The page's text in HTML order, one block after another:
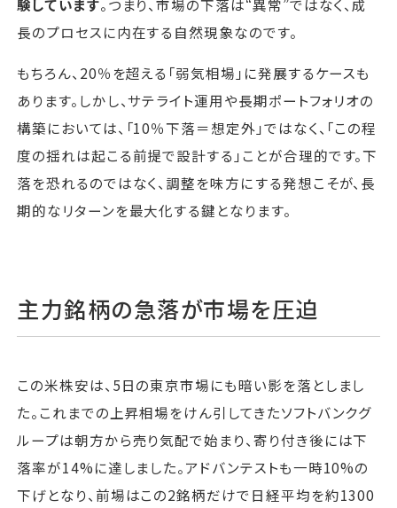
験しています。つまり、市場の下落は“異常”ではなく、成
長のプロセスに内在する自然現象なのです。
もちろん、20％を超える「弱気相場」に発展するケースも
あります。しかし、サテライト運用や長期ポートフォリオの
構築においては、「10％下落＝想定外」ではなく、「この程
度の揺れは起こる前提で設計する」ことが合理的です。下
落を恐れるのではなく、調整を味方にする発想こそが、長
期的なリターンを最大化する鍵となります。
主力銘柄の急落が市場を圧迫
この米株安は、5日の東京市場にも暗い影を落としまし
た。これまでの上昇相場をけん引してきたソフトバンクグ
ループは朝方から売り気配で始まり、寄り付き後には下
落率が14%に達しました。アドバンテストも一時10%の
下げとなり、前場はこの2銘柄だけで日経平均を約1300